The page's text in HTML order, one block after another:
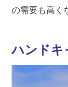
の需要も高く
ハンドキ